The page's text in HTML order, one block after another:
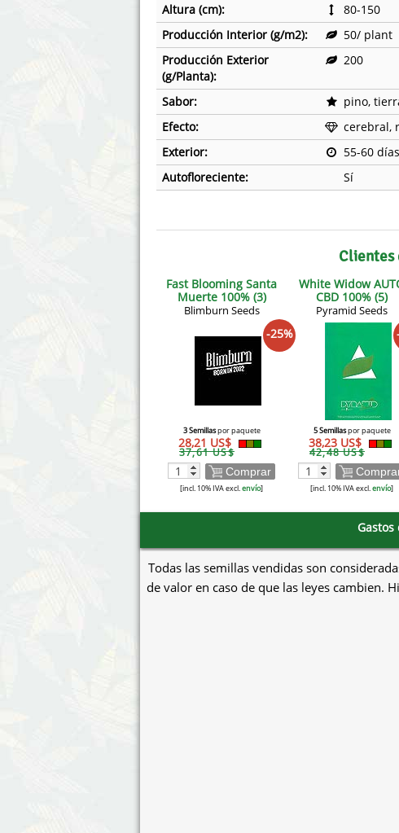
Altura (cm):
80-150
Producción Interior (g/m2):
50/ plant
Producción Exterior
(g/Planta):
200
Sabor:
pino,
Efecto:
cerebral,
Exterior:
55-60 días
Autofloreciente:
Sí
Clientes
Fast Blooming Santa
Muerte 100% (3)
Blimburn Seeds
-25%
3 Semillaspor paquete
28,21 US$
37,61 US$
Comprar
[incl. 10% IVA excl.envío]
White Widow
CBD 100% (5)
Pyramid Seeds
5 Semillaspor paquete
38,23 US$
42,48 US$
[incl. 10% IVA excl.envío]
Gastos
Todas las semillas vendidas son
de valor en caso de que las leyes cambien.